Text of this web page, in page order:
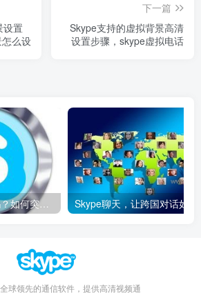
设置
么设
下一篇
Skype支持的虚拟背景高清
设置步骤，skype虚拟电话
Skype在中国能用吗？如何突破限制畅享全球通话
球领先的通信软件，提供高清视频通